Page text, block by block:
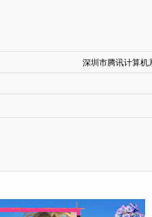
深圳市腾讯计算机